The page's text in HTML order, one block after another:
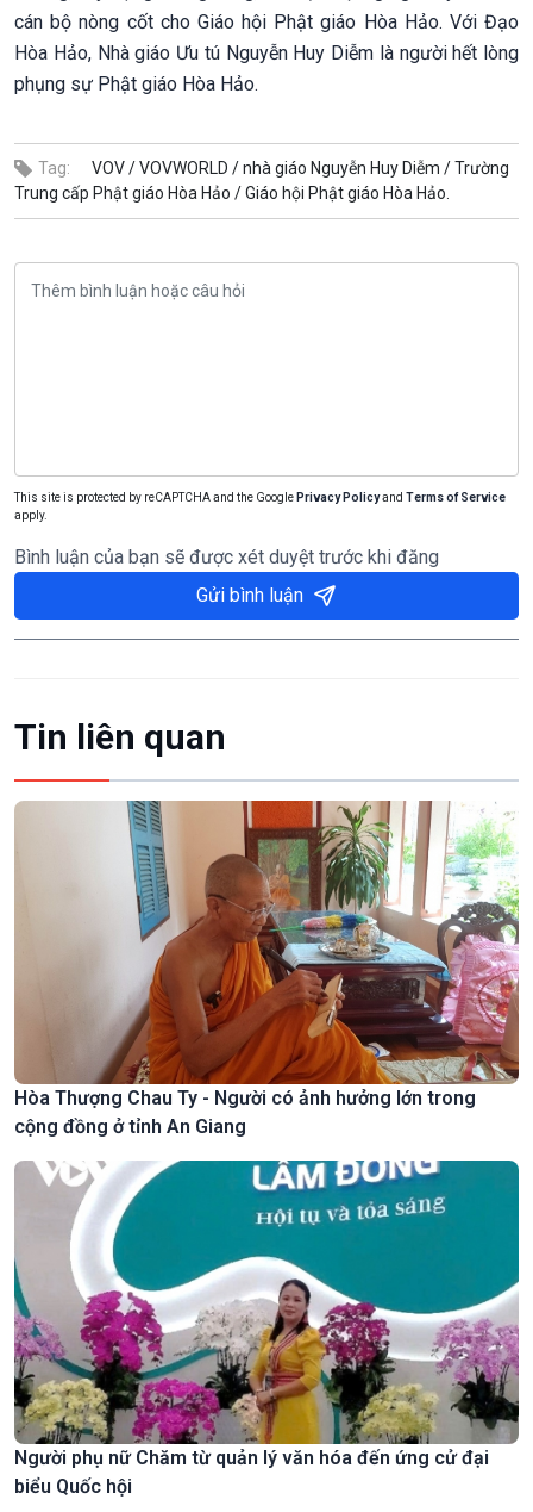
cán bộ nòng cốt cho Giáo hội Phật giáo Hòa Hảo. Với Đạo
Hòa Hảo, Nhà giáo Ưu tú Nguyễn Huy Diễm là người hết lòng
phụng sự Phật giáo Hòa Hảo.
Tag: VOV /VOVWORLD /nhà giáo Nguyễn Huy Diễm /Trường
Trung cấp Phật giáo Hòa Hảo /Giáo hội Phật giáo Hòa Hảo.
This site is protected by reCAPTCHA and the Google Privacy Policyand Terms of Service
apply.
Bình luận của bạn sẽ được xét duyệt trước khi đăng
Gửi bình luận
Tin liên quan
Hòa Thượng Chau Ty - Người có ảnh hưởng lớn trong
cộng đồng ở tỉnh An Giang
Người phụ nữ Chăm từ quản lý văn hóa đến ứng cử đại
biểu Quốc hội